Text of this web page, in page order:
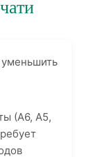
(А6, А5,